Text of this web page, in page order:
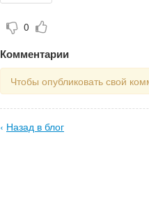
0
Комментарии
Чтобы опубликовать свой
‹ Назад в блог